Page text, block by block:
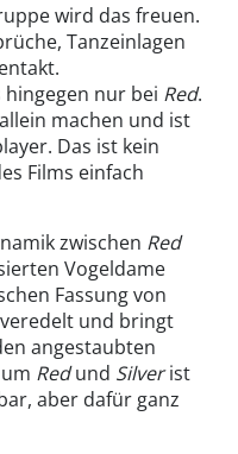
wird das freuen.
Tanzeinlagen
nur bei Red.
machen und ist
Das ist kein
Films einfach
zwischen Red
Vogeldame
Fassung von
veredelt und bringt
angestaubten
Redund Silverist
aber dafür ganz